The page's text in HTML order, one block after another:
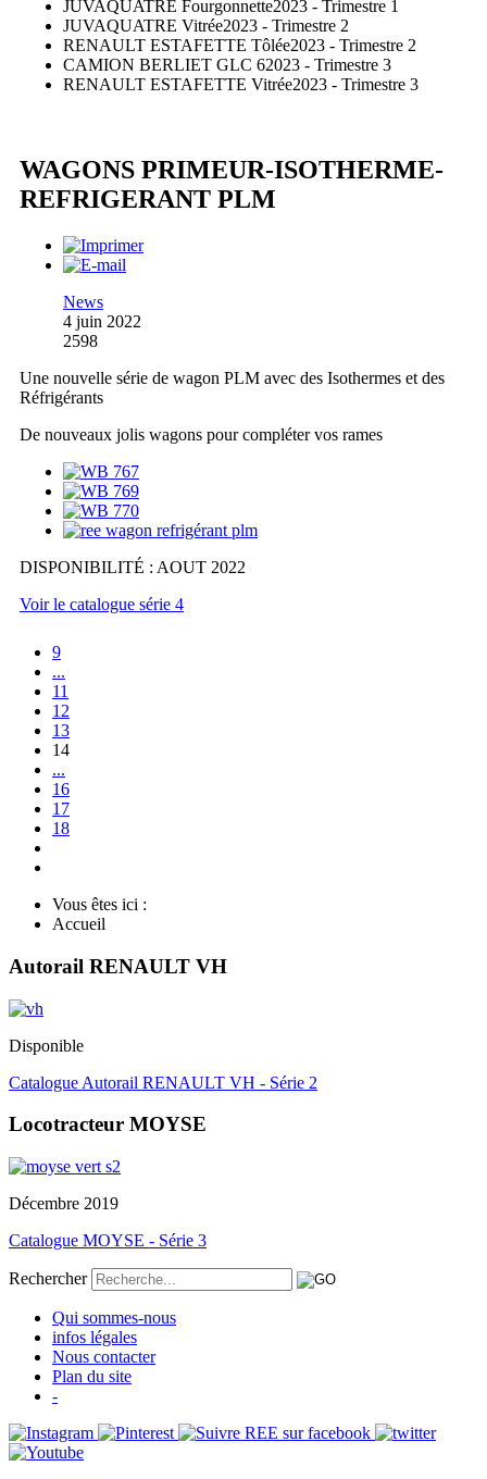
JUVAQUATRE Fourgonnette2023 - Trimestre 1
JUVAQUATRE Vitrée2023 - Trimestre 2
RENAULT ESTAFETTE Tôlée2023 - Trimestre 2
CAMION BERLIET GLC 62023 - Trimestre 3
RENAULT ESTAFETTE Vitrée2023 - Trimestre 3
WAGONS PRIMEUR-ISOTHERME-
REFRIGERANT PLM
News
4 juin 2022
2598
Une nouvelle série de wagon PLM avec des Isothermes et des
Réfrigérants
De nouveaux jolis wagons pour compléter vos rames
DISPONIBILITÉ : AOUT 2022
Voir le catalogue série 4
9
...
11
12
13
14
...
16
17
18
Vous êtes ici :
Accueil
Autorail RENAULT VH
Disponible
Catalogue Autorail RENAULT VH - Série 2
Locotracteur MOYSE
Décembre 2019
Catalogue MOYSE - Série 3
Rechercher
Qui sommes-nous
infos légales
Nous contacter
Plan du site
-